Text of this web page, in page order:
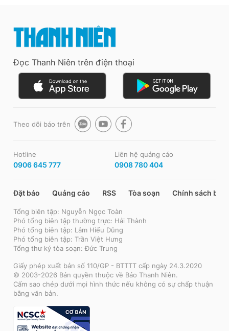
Đọc Thanh Niên trên điện thoại
Theo dõi báo trên
Hotline
0906 645 777
Liên hệ quảng cáo
0908 780 404
Đặt báo Quảng cáo RSS Tòa soạn Chính sách bảo
Tổng biên tập: Nguyễn Ngọc Toàn
Phó tổng biên tập thường trực: Hải Thành
Phó tổng biên tập: Lâm Hiếu Dũng
Phó tổng biên tập: Trần Việt Hưng
Tổng thư ký tòa soạn: Đức Trung
Giấy phép xuất bản số 110/GP - BTTTT cấp ngày 24.3.2020
© 2003-2026 Bản quyền thuộc về Báo Thanh Niên.
Cấm sao chép dưới mọi hình thức nếu không có sự chấp thuận
bằng văn bản.